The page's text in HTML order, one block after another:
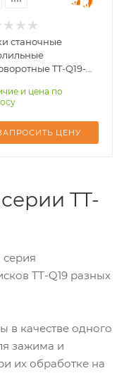
тисков
поворота
тиски
станочные
TT-Q19-
и цена по
ЦЕНУ
TT-
TT-Q19 разных
в качестве одного
зажима и
их обработке на